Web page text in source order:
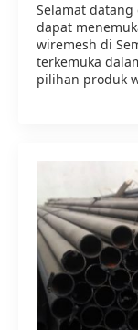
Selamat datang
dapat
wiremesh di
terkemuka
pilihan produk